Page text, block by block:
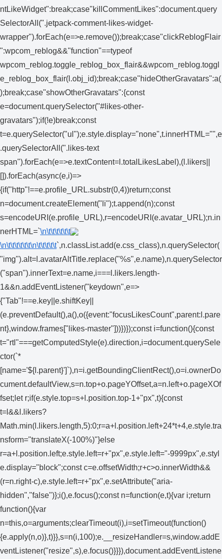
ntLikeWidget":break;case"killCommentLikes":document.query
SelectorAll(".jetpack-comment-likes-widget-
wrapper").forEach(e=>e.remove());break;case"clickReblogFlair
":wpcom_reblog&&"function"==typeof
wpcom_reblog.toggle_reblog_box_flair&&wpcom_reblog.toggl
e_reblog_box_flair(l.obj_id);break;case"hideOtherGravatars":a(
);break;case"showOtherGravatars":{const
e=document.querySelector("#likes-other-
gravatars");if(!e)break;const
t=e.querySelector("ul");e.style.display="none",t.innerHTML="",e
.querySelectorAll(".likes-text
span").forEach(e=>e.textContent=l.totalLikesLabel),(l.likers||
[]).forEach(async(e,i)=>
{if("http"!==e.profile_URL.substr(0,4))return;const
n=document.createElement("li");t.append(n);const
s=encodeURI(e.profile_URL),r=encodeURI(e.avatar_URL);n.in
nerHTML=`\n\t\t\t\t\t\t
\n\t\t\t\t\t\t\n\t\t\t\t\t`,n.classList.add(e.css_class),n.querySelector(
"img").alt=l.avatarAltTitle.replace("%s",e.name),n.querySelector
("span").innerText=e.name,i===l.likers.length-
1&&n.addEventListener("keydown",e=>
{"Tab"!==e.key||e.shiftKey||
(e.preventDefault(),a(),o({event:"focusLikesCount",parent:l.pare
nt},window.frames["likes-master"]))})});const i=function(){const
t="rtl"===getComputedStyle(e).direction,i=document.querySele
ctor(`*
[name='${l.parent}']`),n=i.getBoundingClientRect(),o=i.ownerDo
cument.defaultView,s=n.top+o.pageYOffset,a=n.left+o.pageXOf
fset;let r;if(e.style.top=s+l.position.top-1+"px",t){const
t=l&&l.likers?
Math.min(l.likers.length,5):0;r=a+l.position.left+24*t+4,e.style.tra
nsform="translateX(-100%)"}else
r=a+l.position.left;e.style.left=r+"px",e.style.left="-9999px",e.styl
e.display="block";const c=e.offsetWidth;r+c>o.innerWidth&&
(r=n.right-c),e.style.left=r+"px",e.setAttribute("aria-
hidden","false")};i(),e.focus();const n=function(e,t){var i;return
function(){var
n=this,o=arguments;clearTimeout(i),i=setTimeout(function()
{e.apply(n,o)},t)}},s=n(i,100);e.__resizeHandler=s,window.addE
ventListener("resize",s),e.focus()}}}),document.addEventListene